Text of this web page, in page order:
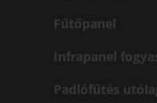
Fűtőpanel
Infrapanel
Padlófűtés